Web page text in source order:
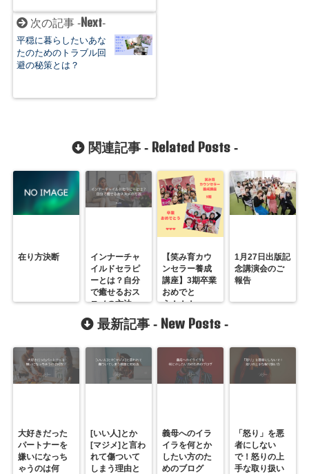
次の記事 -Next-
平穏に暮らしたいあな
たのためのトラブル回
避の秘策とは？
関連記事 - Related Posts-
在り方決断
インナーチャ
イルドセラピ
ーとは？自分
で癒せるおス
スメの方法
【笑み育カウ
ンセラー養成
講座】3期卒業
おめでと
う！！！
1月27日出版記
念講演会のご
報告
最新記事 - New Posts -
大好きだった
パートナーを
嫌いになっち
ゃうのは何
[いい人]とか
[マジメ]と言わ
れて傷ついて
しまう理由と
義母へのイラ
イラを何とか
したい方のた
めのブログ
「怒り」を悪
者にしない
で！怒りの上
手な取り扱い